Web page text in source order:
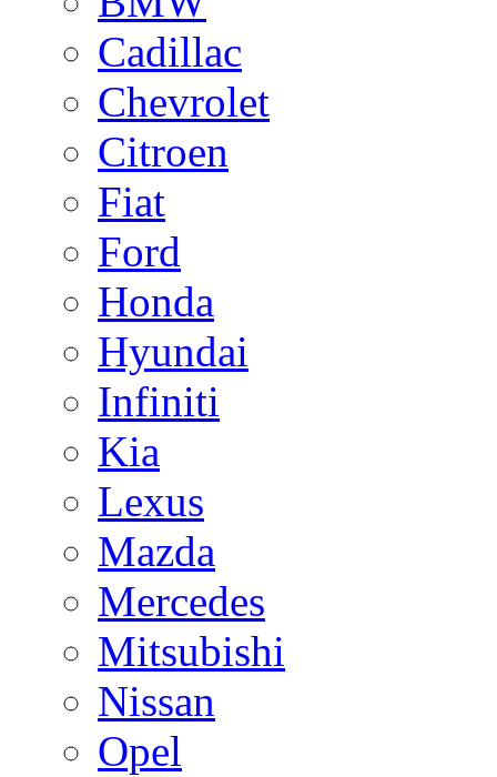
Cadillac
Chevrolet
Citroen
Fiat
Ford
Honda
Hyundai
Infiniti
Kia
Lexus
Mazda
Mercedes
Mitsubishi
Nissan
Opel